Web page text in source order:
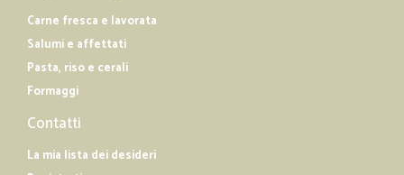
Carne fresca e lavorata
Salumi e affettati
Pasta, riso e cerali
Formaggi
Contatti
La mia lista dei desideri